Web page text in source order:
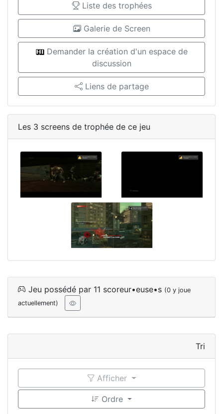
Liste des trophées
Galerie de Screen
Demander la création d'un espace de
discussion
Liens de partage
Les 3 screens de trophée de ce jeu
Jeu possédé par 11 scoreur•euse•s (0 y joue
actuellement)
Tri
Afficher
Ordre